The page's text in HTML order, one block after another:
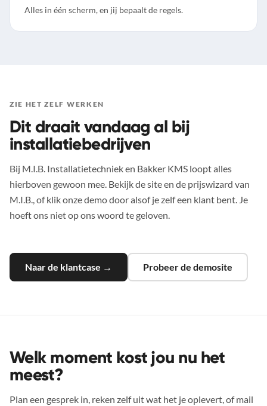
Alles in één scherm, en jij bepaalt de regels.
ZIE HET ZELF WERKEN
Dit draait vandaag al bij
installatiebedrijven
Bij M.I.B. Installatietechniek en Bakker KMS loopt alles
hierboven gewoon mee. Bekijk de site en de prijswizard van
M.I.B., of klik onze demo door alsof je zelf een klant bent. Je
hoeft ons niet op ons woord te geloven.
Naar de klantcase → Probeer de demosite
Welk moment kost jou nu het
meest?
Plan een gesprek in, reken zelf uit wat het je oplevert, of mail